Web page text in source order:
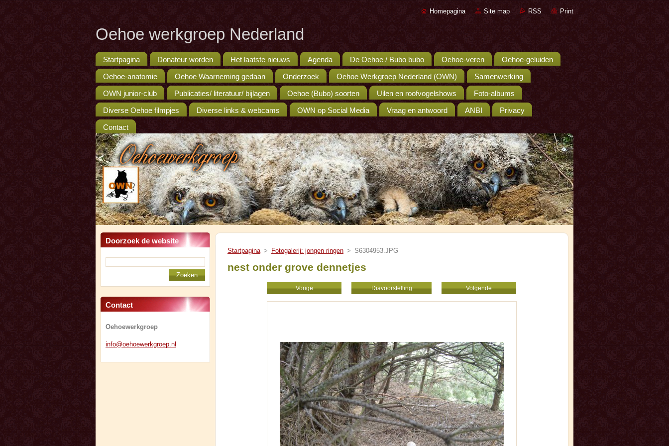
Homepagina Site map RSS Print
Oehoe werkgroep Nederland
Startpagina Donateur worden Het laatste nieuws Agenda De Oehoe / Bubo bubo Oehoe-veren Oehoe-geluiden
Oehoe-anatomie Oehoe Waarneming gedaan Onderzoek Oehoe Werkgroep Nederland (OWN) Samenwerking
OWN junior-club Publicaties/ literatuur/ bijlagen Oehoe (Bubo) soorten Uilen en roofvogelshows Foto-albums
Diverse Oehoe filmpjes Diverse links & webcams OWN op Social Media Vraag en antwoord ANBI Privacy
Contact
Doorzoek de website
Contact
Oehoewerkgroep
info@oehoewerkgroep.nl
Startpagina > Fotogalerij: jongen ringen > S6304953.JPG
nest onder grove dennetjes
Vorige Diavoorstelling Volgende